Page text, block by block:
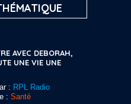
AVEC DEBORAH,
UNE VIE UNE
: RPL Radio
: Santé